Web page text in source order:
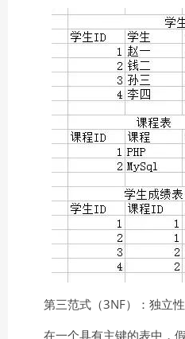
第三范式（3NF）：独立
在一个具有主键的表中，